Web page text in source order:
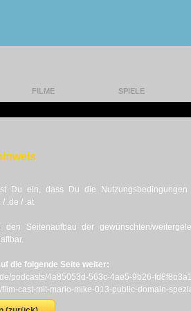
FILME SPIELE
Du ein, dass Du die
.de / .at
Seitenaufbau der gewünschten/
die folgende Seite weiter:
podcasts/4a85053d-563c-4ae5-9b26-
cast-mit-mario-mike-013-public-domain-